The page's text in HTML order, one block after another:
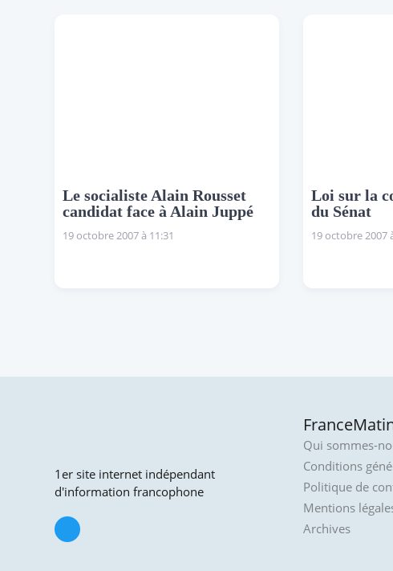
Le socialiste Alain Rousset
candidat face à Alain Juppé
19 octobre 2007 à 11:31
Loi sur la
du Sénat
19 octobre 2007
1er site internet indépendant
d'information francophone
Qui sommes-
Conditions
Politique de
Mentions
Archives